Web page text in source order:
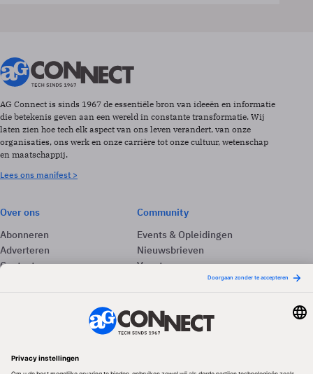
AG Connect is sinds 1967 de essentiële bron van ideeën en informatie
die betekenis geven aan een wereld in constante transformatie. Wij
laten zien hoe tech elk aspect van ons leven verandert, van onze
organisaties, ons werk en onze carrière tot onze cultuur, wetenschap
en maatschappij.
Lees ons manifest >
Over ons
Abonneren
Adverteren
Contact
Community
Events & Opleidingen
Nieuwsbrieven
Vacatures